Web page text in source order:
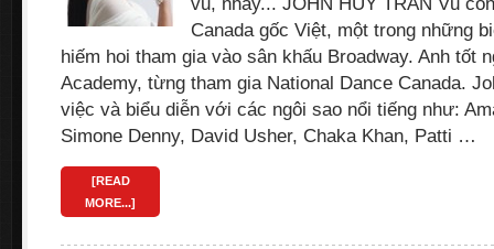
Canada gốc Việt, một trong những
hiếm hoi tham gia vào sân khấu Broadway. Anh tốt
Academy, từng tham gia National Dance Canada.
việc và biểu diễn với các ngôi sao nổi tiếng như:
Simone Denny, David Usher, Chaka Khan, Patti …
[READ
MORE...]